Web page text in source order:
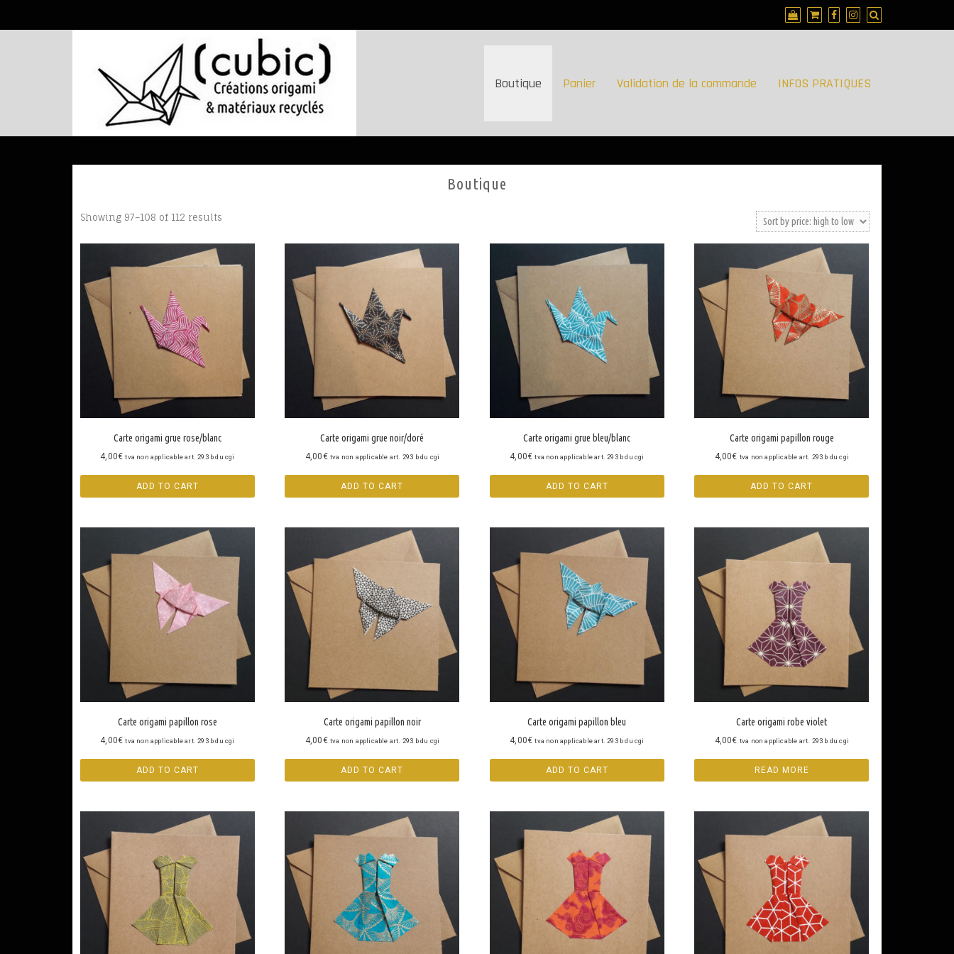
Boutique Panier Validation de la commande INFOS PRATIQUES
Boutique
Showing 97–108 of 112 results
Carte origami grue rose/blanc
4,00€ tva non applicable art. 293 b du cgi
ADD TO CART
Carte origami grue noir/doré
4,00€ tva non applicable art. 293 b du cgi
ADD TO CART
Carte origami grue bleu/blanc
4,00€ tva non applicable art. 293 b du cgi
ADD TO CART
Carte origami papillon rouge
4,00€ tva non applicable art. 293 b du cgi
ADD TO CART
Carte origami papillon rose
4,00€ tva non applicable art. 293 b du cgi
ADD TO CART
Carte origami papillon noir
4,00€ tva non applicable art. 293 b du cgi
ADD TO CART
Carte origami papillon bleu
4,00€ tva non applicable art. 293 b du cgi
ADD TO CART
Carte origami robe violet
4,00€ tva non applicable art. 293 b du cgi
READ MORE